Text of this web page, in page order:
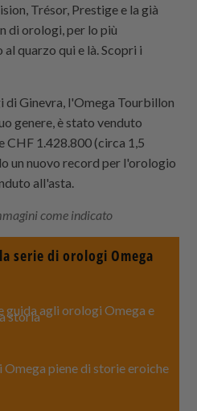
Trésor, Prestige e la già
di orologi, per lo più
quarzo qui e là. Scopri i
di Ginevra, l'Omega Tourbillon
genere, è stato venduto
CHF 1.428.800 (circa 1,5
un nuovo record per l'orologio
all'asta.
come indicato
serie di orologi Omega
guida agli orologi Omega e
storia
Omega piene di storie eroiche